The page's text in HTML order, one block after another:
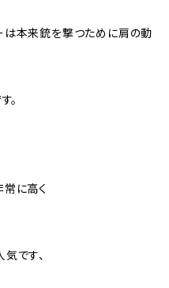
は本来銃を撃つために肩の動
。
に高く
です、